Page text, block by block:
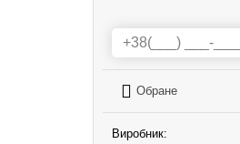
Обране
Виробник: